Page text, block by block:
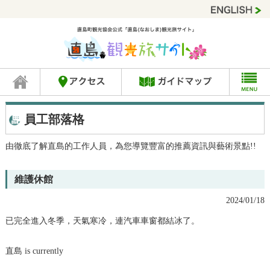
員工部落格
由徹底了解直島的工作人員，為您導覽豐富的推薦資訊與藝術景點!!
維護休館
2024/01/18
已完全進入冬季，天氣寒冷，連汽車車窗都結冰了。
直島 is currently